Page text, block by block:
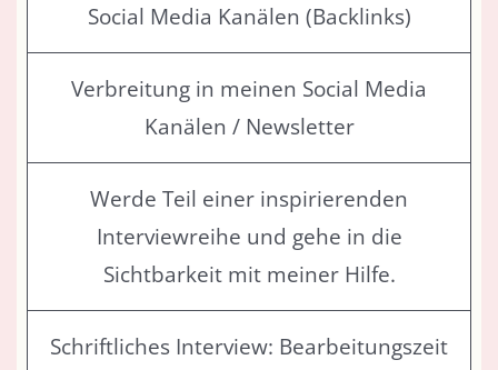
Social Media Kanälen (Backlinks)
Verbreitung in meinen Social Media
Kanälen / Newsletter
Werde Teil einer inspirierenden
Interviewreihe und gehe in die
Sichtbarkeit mit meiner Hilfe.
Schriftliches Interview: Bearbeitungszeit